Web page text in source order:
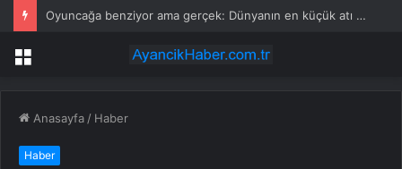
Oyuncağa benziyor ama gerçek: Dünyanın en küçük atı seçildi
Menü
Anasayfa / Haber
Haber